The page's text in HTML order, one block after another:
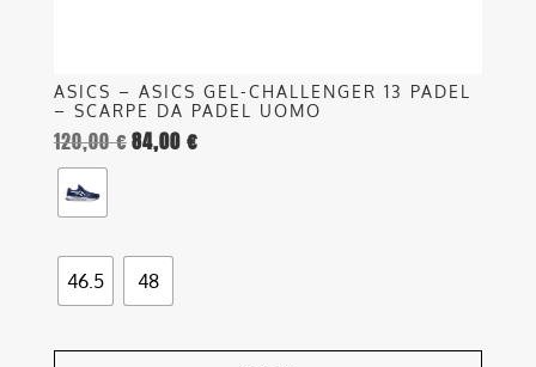
ASICS – ASICS GEL-CHALLENGER 13 PADEL
– SCARPE DA PADEL UOMO
120,00€84,00 €
46.5 48